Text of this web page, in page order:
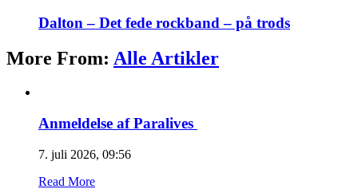
Dalton – Det fede rockband – på trods
More From: Alle Artikler
Anmeldelse af Paralives
7. juli 2026, 09:56
Read More